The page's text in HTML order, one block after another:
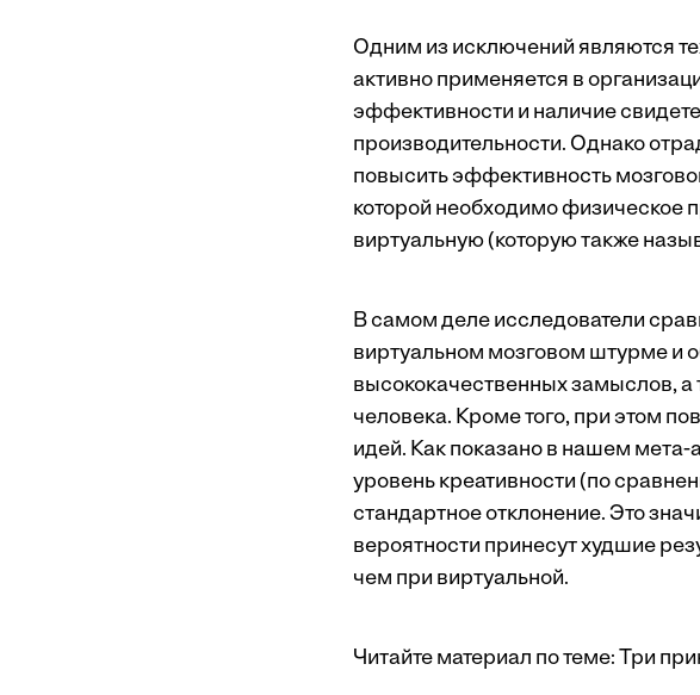
Одним из исключений являются
активно применяется в
эффективности и наличие
производительности. Однако
повысить эффективность
которой необходимо физическое
виртуальную (которую также
В самом деле исследователи
виртуальном мозговом штурме и
высококачественных замыслов, а
человека. Кроме того, при этом
идей. Как показано в нашем
уровень креативности (по
стандартное отклонение. Это
вероятности принесут худшие
чем при виртуальной.
Читайте материал по теме: Три